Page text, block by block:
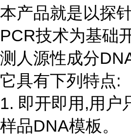
本产品就是以探
PCR技术为基础
测人源性成分
它具有下列特点:
1. 即开即用,用户
样品DNA模板。